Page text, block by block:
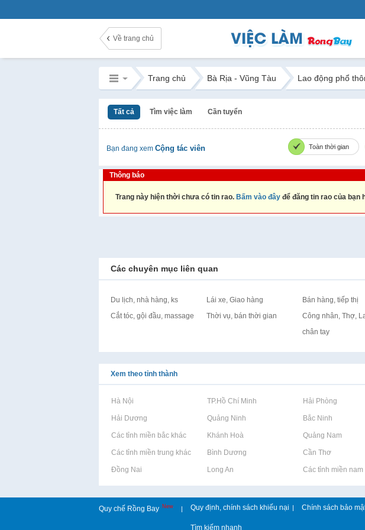
Về trang chủ
Trang chủ Bà Rịa - Vũng Tàu Lao động phổ
Tất cả Tìm việc làm Cần tuyển
Bạn đang xem Cộng tác viên Toàn thời gian
Thông báo
Trang này hiện thời chưa có tin rao. Bấm vào đây để đăng tin rao của bạn
Các chuyên mục liên quan
Du lịch, nhà hàng, ks Lái xe, Giao hàng Bán hàng, tiếp thị
Cắt tóc, gội đầu, massage
Thời vụ, bán thời gian
Công nhân, Thợ,
chân tay
Xem theo tỉnh thành
Rao vặt tại Hà Nội Rao vặt tại TP.Hồ Chí Minh Rao vặt tại Hải Phòng
Rao vặt tại Hải Dương Rao vặt tại Quảng Ninh Rao vặt tại Bắc Ninh
Rao vặt tại Các tỉnh miền bắc khácRao vặt tại Khánh Hoà Rao vặt tại Quảng Nam
Rao vặt tại Các tỉnh miền trung khácRao vặt tại Bình Dương Rao vặt tại Cần Thơ
Rao vặt tại Đồng Nai Rao vặt tại Long An Rao vặt tại Các tỉnh miền
Quy chế Rồng Bay New | Quy định, chính sách khiếu nại | Chính sách bảo
Tìm kiếm nhanh